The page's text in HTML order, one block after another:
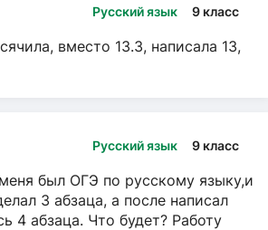
Русский язык 9 класс
вместо 13.3, написала 13,
Русский язык 9 класс
был ОГЭ по русскому языку,и
3 абзаца, а после написал
4 абзаца. Что будет? Работу